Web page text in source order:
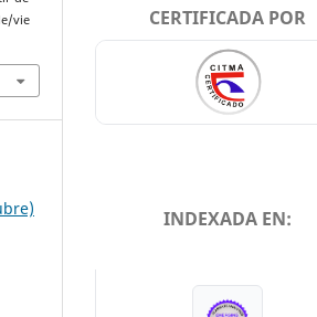
vie
CERTIFICADA POR
INDEXADA EN: